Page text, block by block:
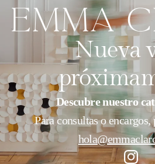
Nueva
Descubre nuestro
Para consultas o